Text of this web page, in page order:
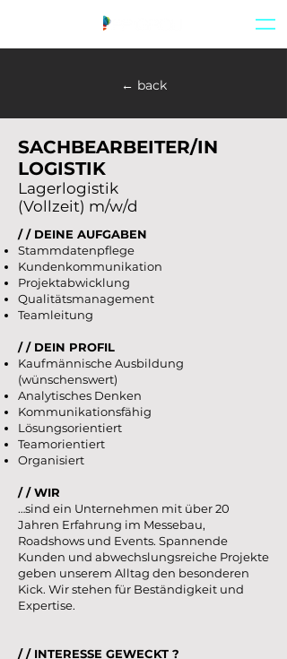
← back
SACHBEARBEITER/IN
LOGISTIK
Lagerlogistik
(Vollzeit) m/w/d
/ / DEINE AUFGABEN
Stammdatenpflege
Kundenkommunikation
Projektabwicklung
Qualitätsmanagement
Teamleitung
/ / DEIN PROFIL
Kaufmännische Ausbildung
(wünschenswert)
Analytisches Denken
Kommunikationsfähig
Lösungsorientiert
Teamorientiert
Organisiert
/ / WIR
…sind ein Unternehmen mit über 20
Jahren Erfahrung im Messebau,
Roadshows und Events. Spannende
Kunden und abwechslungsreiche Projekte
geben unserem Alltag den besonderen
Kick. Wir stehen für Beständigkeit und
Expertise.
/ / INTERESSE GEWECKT ?